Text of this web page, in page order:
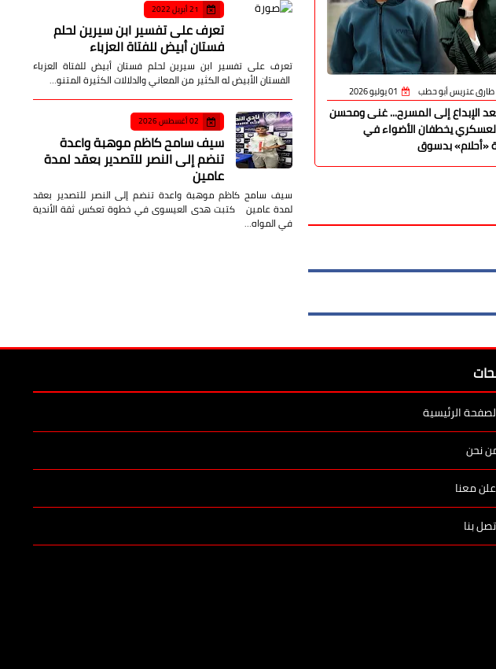
طارق عتريس أبو حطب 01 يوليو 2026
الإبداع إلى المسرح... غنى ومحسن
يخطفان الأضواء في
«أحلام» بدسوق
دكتور طارق عتريس أبو حطب 01 يوليو 2026
ريتاج رضا حبيب.. حين يُتوِّج الصوتُ الموهبةَ
ويصافح الإبداعُ القلوب
21 أبريل 2022
تعرف على تفسير ابن سيرين لحلم
فستان أبيض للفتاة العزباء
تعرف على تفسير ابن سيرين لحلم فستان أبيض للفتاة العزباء
الفستان الأبيض له الكثير من المعاني والدلالات الكثيرة المتنو…
02 أغسطس 2026
سيف سامح كاظم موهبة واعدة
تنضم إلى النصر للتصدير بعقد لمدة
عامين
سيف سامح كاظم موهبة واعدة تنضم إلى النصر للتصدير بعقد
لمدة عامين كتبت هدى العيسوى في خطوة تعكس ثقة الأندية
في المواه…
الرئيسية
نحن
معنا
بنا